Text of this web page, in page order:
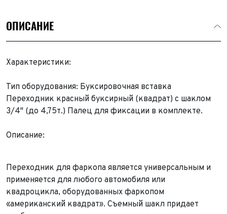
ОПИСАНИЕ
Характеристики:
Тип оборудования: Буксировочная вставка
Переходник красный буксирный (квадрат) с шаклом
3/4" (до 4,75т.) Палец для фиксации в комплекте.
Описание:
Переходник для фаркопа является универсальным и
применяется для любого автомобиля или
квадроцикла, оборудованных фаркопом
«американский квадрат». Съемный шакл придает